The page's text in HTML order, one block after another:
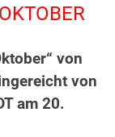
von
von
am 20.